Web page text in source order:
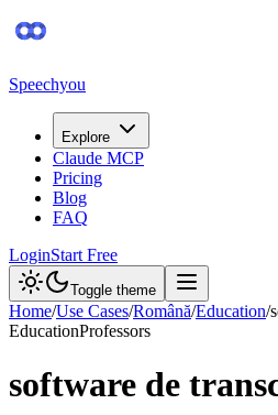
Speechyou
Explore
Claude MCP
Pricing
Blog
FAQ
LoginStart Free
Toggle theme
Home/Use Cases/Română/Education/
EducationProfessors
software de